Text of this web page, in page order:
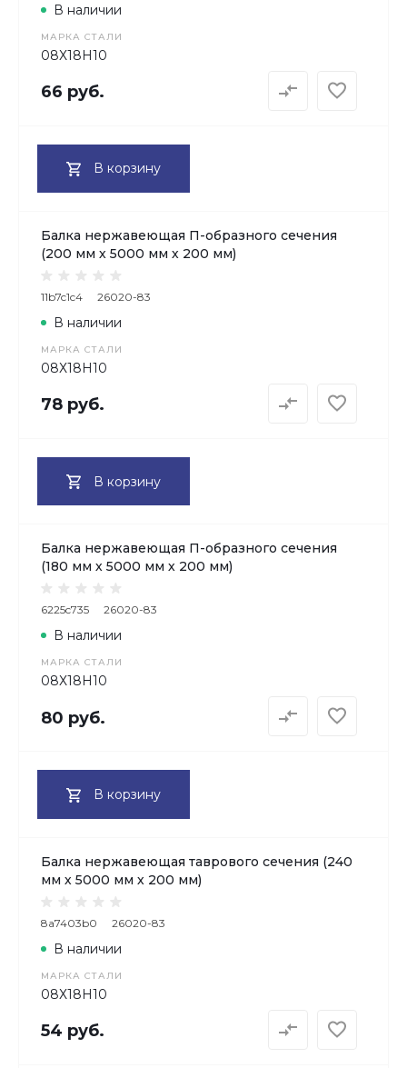
МАРКА СТАЛИ
08Х18H10
В наличии
66 руб.
В корзину
Балка нержавеющая П-образного сечения
(200 мм х 5000 мм х 200 мм)
11b7c1c4 26020-83
МАРКА СТАЛИ
08Х18H10
В наличии
78 руб.
В корзину
Балка нержавеющая П-образного сечения
(180 мм х 5000 мм х 200 мм)
6225c735 26020-83
МАРКА СТАЛИ
08Х18H10
В наличии
80 руб.
В корзину
Балка нержавеющая таврового сечения (240
мм х 5000 мм х 200 мм)
8a7403b0 26020-83
МАРКА СТАЛИ
08Х18H10
В наличии
54 руб.